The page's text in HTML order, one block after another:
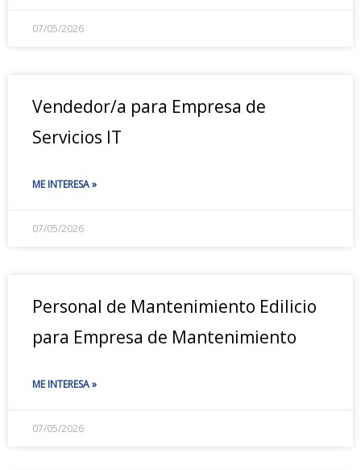
07/05/2026
Vendedor/a para Empresa de
Servicios IT
ME INTERESA »
07/05/2026
Personal de Mantenimiento Edilicio
para Empresa de Mantenimiento
ME INTERESA »
07/05/2026